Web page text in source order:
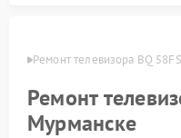
Ремонт телевизора BQ
Ремонт
Мурманске